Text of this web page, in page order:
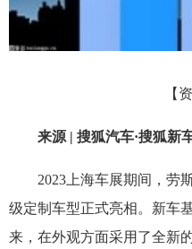
【
来源 | 搜狐汽车·搜狐新
2023上海车展期间，劳
级定制车型正式亮相。新车
来，在外观方面采用了全新